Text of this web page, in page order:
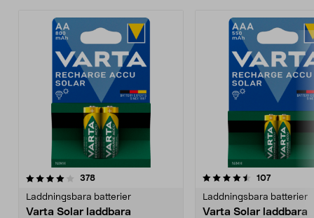
378recensioner
Laddningsbara batterier
Varta Solar laddbara
4.5av 5 stjärnor 107
Laddningsbara batterier
Varta Solar laddbara
4.5av 5 stjärnor